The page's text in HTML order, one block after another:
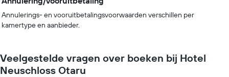
Annulerings- en vooruitbetalingsvoorwaarden verschillen per
kamertype en aanbieder.
Veelgestelde vragen over boeken bij Hotel
Neuschloss Otaru